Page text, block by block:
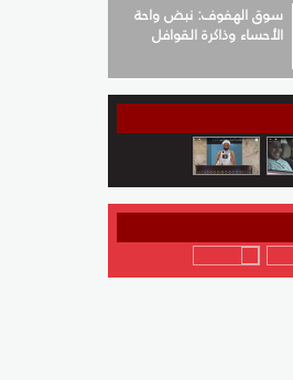
سوق الهفوف: نبض واحة
الأحساء وذاكرة القوافل